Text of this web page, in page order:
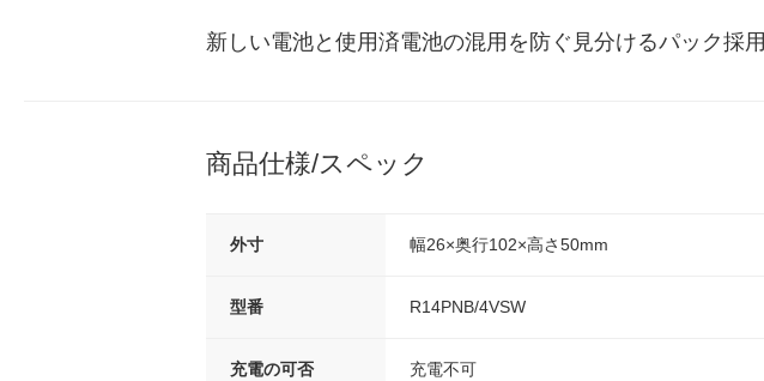
新しい電池と使用済電池の混用を防ぐ見分けるパック採用
商品仕様/スペック
外寸 幅26×奥行102×高さ50mm
型番 R14PNB/4VSW
充電の可否 充電不可